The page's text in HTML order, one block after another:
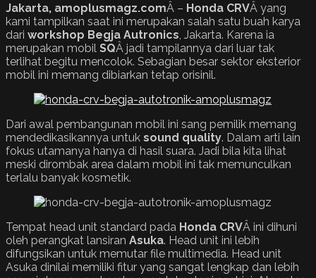
Jakarta, amoplusmagz.comÂ – Honda CRVÂ yang
kami tampilkan saat ini merupakan salah satu buah karya
dari workshop Begja Autronics , Jakarta. Karena ia
merupakan mobil SQÂ jadi tampilannya dari luar tak
terlihat begitu mencolok. Sebagian besar sektor eksterior
mobil ini memang dibiarkan tetap orisinil.
Dari awal pembangunan mobil ini sang pemilik memang
mendedikasikannya untuk sound quality. Dalam arti lain
fokus utamanya hanya di hasil suara. Jadi bila kita lihat
meski dirombak area dalam mobil ini tak memunculkan
terlalu banyak kosmetik.
Tempat head unit standard pada Honda CRVÂ ini dihuni
oleh perangkat lansiran Asuka. Head unit ini lebih
difungsikan untuk memutar file multimedia. Head unit
Asuka dinilai memiliki fitur yang sangat lengkap dan lebih